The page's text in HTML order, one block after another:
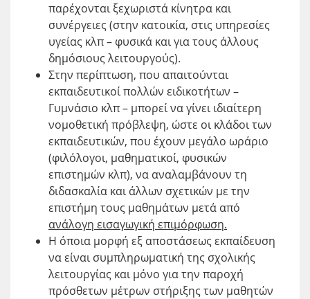
παρέχονται ξεχωριστά κίνητρα και
συνέργειες (στην κατοικία, στις υπηρεσίες
υγείας κλπ – φυσικά και για τους άλλους
δημόσιους λειτουργούς).
Στην περίπτωση, που απαιτούνται
εκπαιδευτικοί πολλών ειδικοτήτων –
Γυμνάσιο κλπ – μπορεί να γίνει ιδιαίτερη
νομοθετική πρόβλεψη, ώστε οι κλάδοι των
εκπαιδευτικών, που έχουν μεγάλο ωράριο
(φιλόλογοι, μαθηματικοί, φυσικών
επιστημών κλπ), να αναλαμβάνουν τη
διδασκαλία και άλλων σχετικών με την
επιστήμη τους μαθημάτων μετά από
ανάλογη εισαγωγική επιμόρφωση.
Η όποια μορφή εξ αποστάσεως εκπαίδευση
να είναι συμπληρωματική της σχολικής
λειτουργίας και μόνο για την παροχή
πρόσθετων μέτρων στήριξης των μαθητών